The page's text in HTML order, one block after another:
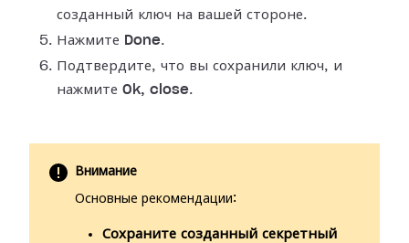
созданный ключ на вашей стороне.
Нажмите Done.
Подтвердите, что вы сохранили ключ, и
нажмите Ok, close.
Внимание
Основные рекомендации:
Сохраните созданный секретный